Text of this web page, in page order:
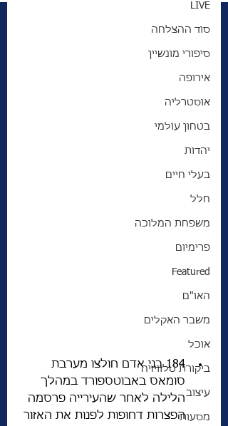
LIVE
סוד ההצלחה
סיפורי מונשיין
אירופה
אוסטרליה
בטחון עולמי
יהדות
בעלי חיים
חלל
משפחת המלוכה
פרימיום
Featured
האו"ם
משבר האקלים
אוכל
ביקורת טלוויזיה
עיצוב
מסעות
184 בני אדם חולצו מערבת
סומאס באבוטספורד במהלך
הלילה לאחר שהעירייה פרסמה
הפצרות דחופות לפנות את האזור